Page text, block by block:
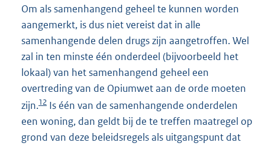
Om als samenhangend geheel te kunnen worden
aangemerkt, is dus niet vereist dat in alle
samenhangende delen drugs zijn aangetroffen. Wel
zal in ten minste één onderdeel (bijvoorbeeld het
lokaal) van het samenhangend geheel een
overtreding van de Opiumwet aan de orde moeten
zijn.12 Is één van de samenhangende onderdelen
een woning, dan geldt bij de te treffen maatregel op
grond van deze beleidsregels als uitgangspunt dat